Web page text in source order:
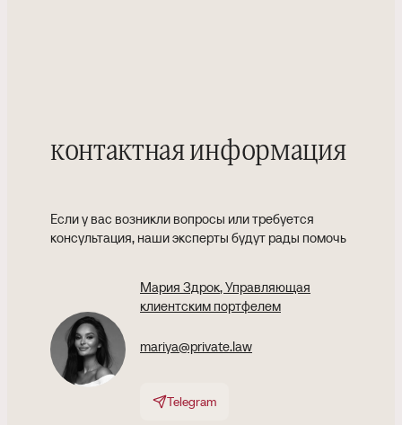
контактная информация
Если у вас возникли вопросы или требуется
консультация, наши эксперты будут рады помочь
Мария Здрок, Управляющая
клиентским портфелем
mariya@private.law
Telegram